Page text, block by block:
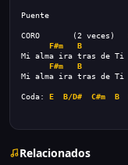
Puente
CORO       (2 veces)
F#m
B
Mi alma ira tras de Ti
F#m
B
Mi alma ira tras de Ti
Coda: E B/D# C#m B
Relacionados